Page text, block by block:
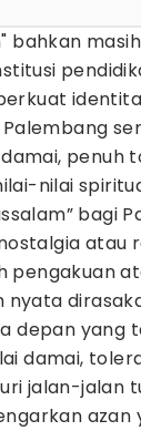
bahkan
penuh
nilai
bagi
atau
pengakuan
nyata
depan yang
damai,
jalan-jalan
azan